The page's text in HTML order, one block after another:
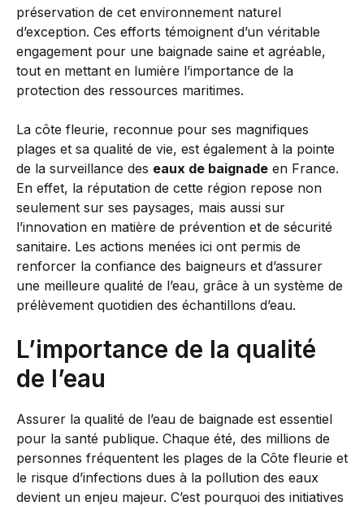
préservation de cet environnement naturel
d’exception. Ces efforts témoignent d’un véritable
engagement pour une baignade saine et agréable,
tout en mettant en lumière l’importance de la
protection des ressources maritimes.
La côte fleurie, reconnue pour ses magnifiques
plages et sa qualité de vie, est également à la pointe
de la surveillance des eaux de baignade en France.
En effet, la réputation de cette région repose non
seulement sur ses paysages, mais aussi sur
l’innovation en matière de prévention et de sécurité
sanitaire. Les actions menées ici ont permis de
renforcer la confiance des baigneurs et d’assurer
une meilleure qualité de l’eau, grâce à un système de
prélèvement quotidien des échantillons d’eau.
L’importance de la qualité
de l’eau
Assurer la qualité de l’eau de baignade est essentiel
pour la santé publique. Chaque été, des millions de
personnes fréquentent les plages de la Côte fleurie et
le risque d’infections dues à la pollution des eaux
devient un enjeu majeur. C’est pourquoi des initiatives